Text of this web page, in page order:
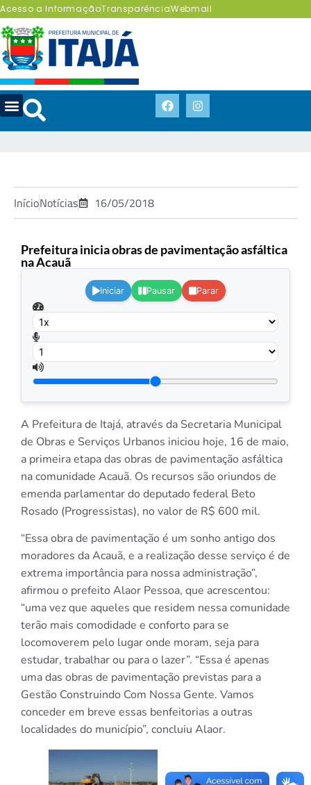
Acesso a InformaçãoTransparênciaWebmail
InícioNotícias 16/05/2018
Prefeitura inicia obras de pavimentação asfáltica
na Acauã
Iniciar Pausar Parar
A Prefeitura de Itajá, através da Secretaria Municipal
de Obras e Serviços Urbanos iniciou hoje, 16 de maio,
a primeira etapa das obras de pavimentação asfáltica
na comunidade Acauã. Os recursos são oriundos de
emenda parlamentar do deputado federal Beto
Rosado (Progressistas), no valor de R$ 600 mil.
“Essa obra de pavimentação é um sonho antigo dos
moradores da Acauã, e a realização desse serviço é de
extrema importância para nossa administração”,
afirmou o prefeito Alaor Pessoa, que acrescentou:
“uma vez que aqueles que residem nessa comunidade
terão mais comodidade e conforto para se
locomoverem pelo lugar onde moram, seja para
estudar, trabalhar ou para o lazer”. “Essa é apenas
uma das obras de pavimentação previstas para a
Gestão Construindo Com Nossa Gente. Vamos
conceder em breve essas benfeitorias a outras
localidades do município”, concluiu Alaor.